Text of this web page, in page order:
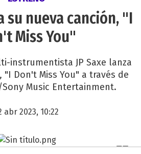
su nueva canción, "I
Miss You"
instrumentista JP Saxe lanza
Don't Miss You" a través de
Music Entertainment.
abr 2023, 10:22